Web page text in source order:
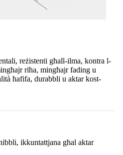
reżistenti għall-ilma, kontra l-
riħa, mingħajr fading u
ħafifa, durabbli u aktar kost-
ikkuntattjana għal aktar